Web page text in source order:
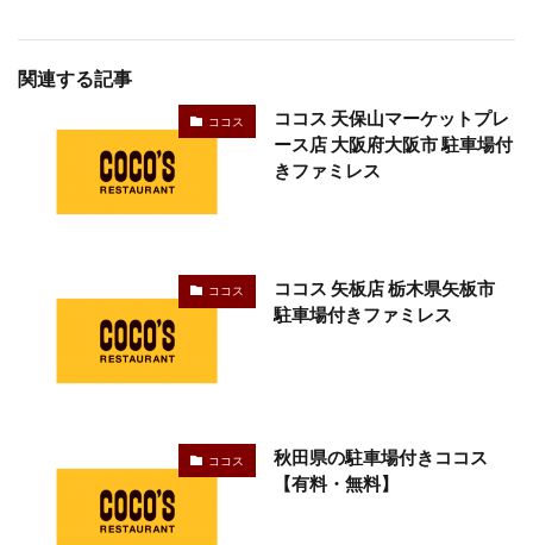
関連する記事
ココス
ココス 天保山マーケットプレ
ース店 大阪府大阪市 駐車場付
きファミレス
ココス
ココス 矢板店 栃木県矢板市
駐車場付きファミレス
ココス
秋田県の駐車場付きココス
【有料・無料】